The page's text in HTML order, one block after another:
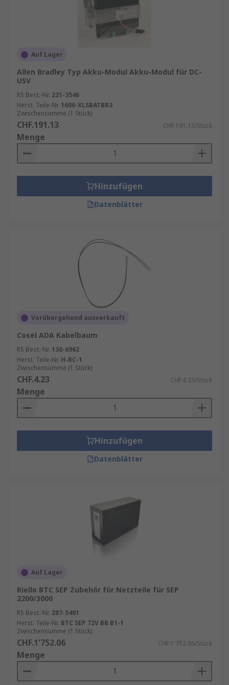
Auf Lager
Allen Bradley Typ Akku-Modul Akku-Modul für DC-
USV
RS Best.-Nr. 221-3546
Herst. Teile-Nr. 1606-XLSBATBR3
Zwischensumme (1 Stück)
CHF.191.13 CHF.191.13/Stück
Menge
Hinzufügen
Datenblätter
Vorübergehend ausverkauft
Cosel ADA Kabelbaum
RS Best.-Nr. 130-6962
Herst. Teile-Nr. H-RC-1
Zwischensumme (1 Stück)
CHF.4.23 CHF.4.23/Stück
Menge
Hinzufügen
Datenblätter
Auf Lager
Riello BTC SEP Zubehör für Netzteile für SEP
2200/3000
RS Best.-Nr. 287-5401
Herst. Teile-Nr. BTC SEP 72V BB B1-1
Zwischensumme (1 Stück)
CHF.1'752.06 CHF.1'752.06/Stück
Menge